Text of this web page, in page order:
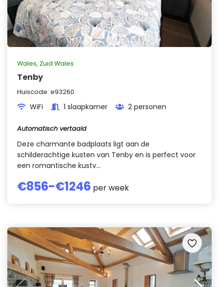
1/11
Wales, Zuid Wales
Tenby
Huiscode: e93260
WiFi 1 slaapkamer 2 personen
Automatisch vertaald
Deze charmante badplaats ligt aan de
schilderachtige kusten van Tenby en is perfect voor
een romantische kustv...
€856-€1246 per week